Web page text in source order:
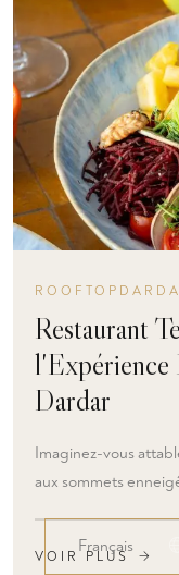
Restaurant
l'Expérience
Dardar
Imaginez-vous
aux sommets
VOIR PLUS